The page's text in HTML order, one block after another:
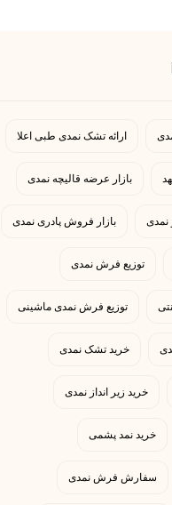
ارائه تشک نمدی طبی اعلا
بازار عرضه قالیچه نمدی
نمدی بازار فروش پادری نمدی
توزیع فرش نمدی
توزیع فرش نمدی ماشینی
خرید تشک نمدی
خرید زیر انداز نمدی
خرید نمد پشمی
سفارش فرش نمدی